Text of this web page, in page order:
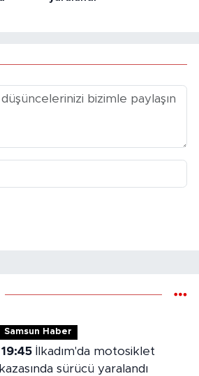
Samsun Haber
19:45İlkadım'da motosiklet
kazasında sürücü yaralandı